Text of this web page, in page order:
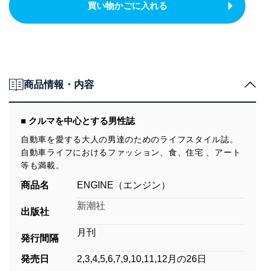
買い物かごに入れる
商品情報・内容
■ クルマを中心とする男性誌
自動車を愛する大人の男達のためのライフスタイル誌。
自動車ライフにおけるファッション、食、住宅 、アート
等も満載。
商品名 ENGINE（エンジン）
出版社
新潮社
発行間隔
月刊
発売日 2,3,4,5,6,7,9,10,11,12月の26日